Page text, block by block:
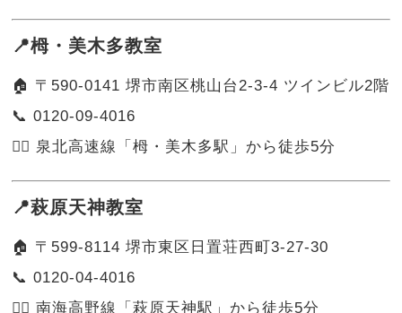
📍栂・美木多教室
🏠 〒590-0141 堺市南区桃山台2-3-4 ツインビル2階
📞 0120-09-4016
🚶‍♂️ 泉北高速線「栂・美木多駅」から徒歩5分
📍萩原天神教室
🏠 〒599-8114 堺市東区日置荘西町3-27-30
📞 0120-04-4016
🚶‍♀️ 南海高野線「萩原天神駅」から徒歩5分